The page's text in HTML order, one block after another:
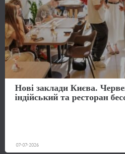
Нові заклади Києва.
індійський та ресторан
07-07-2026